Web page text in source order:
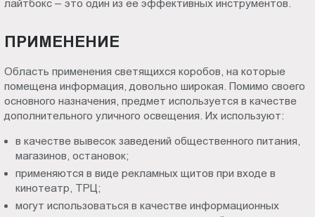
лайтбокс – это один из ее эффективных инструментов.
ПРИМЕНЕНИЕ
Область применения светящихся коробов, на которые
помещена информация, довольно широкая. Помимо своего
основного назначения, предмет используется в качестве
дополнительного уличного освещения. Их используют:
в качестве вывесок заведений общественного питания,
магазинов, остановок;
применяются в виде рекламных щитов при входе в
кинотеатр, ТРЦ;
могут использоваться в качестве информационных
18.00
выходной